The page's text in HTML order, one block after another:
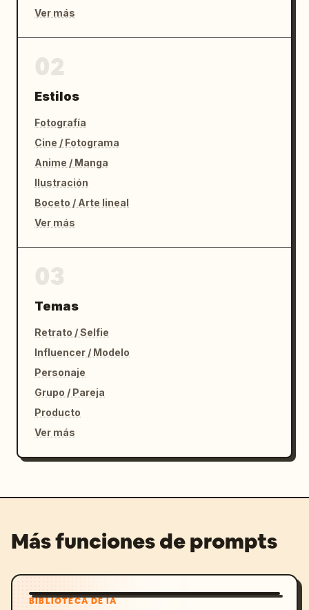
Ver más
Estilos
Fotografía
Cine / Fotograma
Anime / Manga
Ilustración
Boceto / Arte lineal
Ver más
Temas
Retrato / Selfie
Influencer / Modelo
Personaje
Grupo / Pareja
Producto
Ver más
Más funciones de prompts
BIBLIOTECA DE IA